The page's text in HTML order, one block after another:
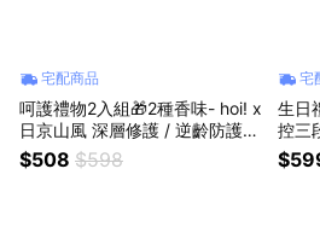
宅配商品
呵護禮物2入組🎁2種香味- hoi! x
日京山風 深層修護 / 逆齡防護護
手霜 40g🎁柚子、中調 - 羅勒、
後調 - 岩蘭草心、紫羅蘭、鳶尾
$508 $598
宅
生日
控三
物